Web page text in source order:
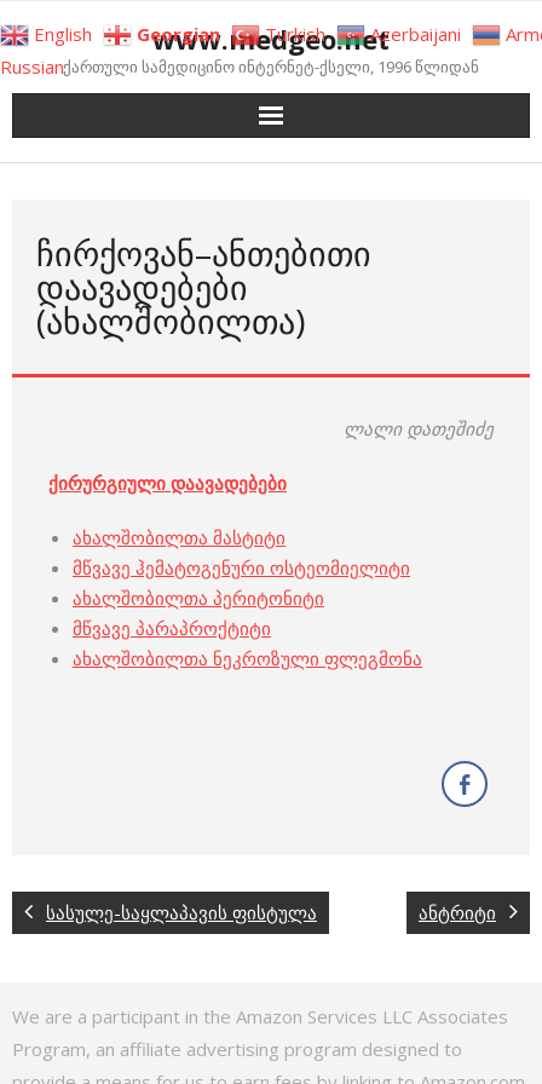
to
content
www.medgeo.net
ქართული სამედიცინო ინტერნეტ-ქსელი, 1996 წლიდან
ᲩᲘᲠᲥᲝᲕᲐᲜ–ᲐᲜᲗᲔᲑᲘᲗᲘ
ᲓᲐᲐᲕᲐᲓᲔᲑᲔᲑᲘ
(ᲐᲮᲐᲚᲨᲝᲑᲘᲚᲗᲐ)
ლალი დათეშიძე
ქირურგიული დაავადებები
ახალშობილთა მასტიტი
მწვავე ჰემატოგენური ოსტეომიელიტი
ახალშობილთა პერიტონიტი
მწვავე პარაპროქტიტი
ახალშობილთა ნეკროზული ფლეგმონა
სასულე-საყლაპავის ფისტულა ანტრიტი
We are a participant in the Amazon Services LLC Associates
Program, an affiliate advertising program designed to
English Georgian Turkish Azerbaijani
Russian